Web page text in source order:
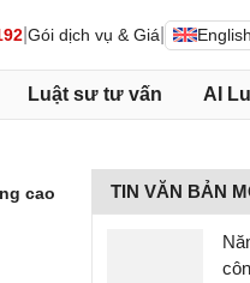
Gói dịch vụ & Giá English
Luật sư tư vấn AI
cao TIN VĂN BẢN